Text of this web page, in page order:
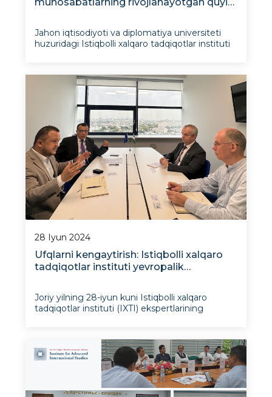
Jahon iqtisodiyoti va diplomatiya universiteti
huzuridagi Istiqbolli xalqaro tadqiqotlar instituti
sifatida” jamoaviy monografiyasining
hammualliflari bo‘ldi.
Moskvadagi
28 Iyun 2024
Ufqlarni kengaytirish: Istiqbolli xalqaro
tadqiqotlar instituti yevropalik
mustahkamlamoqda
Joriy yilning 28-iyun kuni Istiqbolli xalqaro
tadqiqotlar instituti (IXTI) ekspertlarining
uchrashuvi bo‘lib o‘tdi. IXTI tomonidan direktor
o‘rinbosari Shaxboz Axmedov, Yevropa
tadqiqotla